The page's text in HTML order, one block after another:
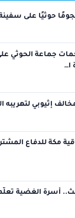
حوثيًا على
جماعة الحوثي
ا…
إثيوبي
مكة للدفاع
أسرة الغضية